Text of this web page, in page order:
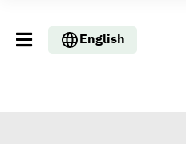
English